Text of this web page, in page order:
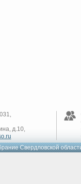
д.10,
Свердловской